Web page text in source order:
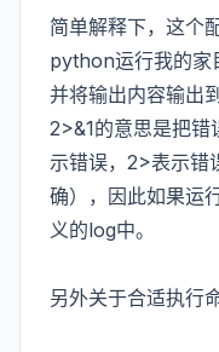
简单解释下，这个
python运行我的家
并将输出内容输出
2>&1的意思是把错
示错误，2>表示错
确），因此如果运
义的log中。
另外关于合适执行